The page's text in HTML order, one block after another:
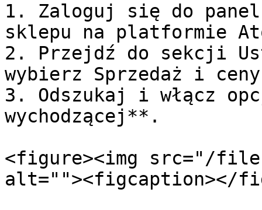
1. Zaloguj się do
sklepu na platformie
2. Przejdź do sekcji
wybierz Sprzedaż i
3. Odszukaj i włącz
wychodzącej**.
<figure><img src="/files/
alt=""><figcaption></